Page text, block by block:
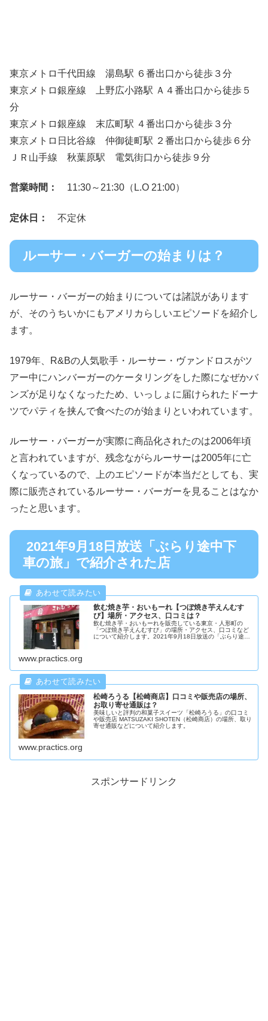
東京メトロ千代田線 湯島駅 ６番出口から徒歩３分
東京メトロ銀座線 上野広小路駅 Ａ４番出口から徒歩５
分
東京メトロ銀座線 末広町駅 ４番出口から徒歩３分
東京メトロ日比谷線 仲御徒町駅 ２番出口から徒歩６分
ＪＲ山手線 秋葉原駅 電気街口から徒歩９分
営業時間： 11:30～21:30（L.O 21:00）
定休日： 不定休
ルーサー・バーガーの始まりは？
ルーサー・バーガーの始まりについては諸説があります
が、そのうちいかにもアメリカらしいエピソードを紹介し
ます。
1979年、R&Bの人気歌手・ルーサー・ヴァンドロスがツ
アー中にハンバーガーのケータリングをした際になぜかバ
ンズが足りなくなったため、いっしょに届けられたドーナ
ツでパティを挟んで食べたのが始まりといわれています。
ルーサー・バーガーが実際に商品化されたのは2006年頃
と言われていますが、残念ながらルーサーは2005年に亡
くなっているので、上のエピソードが本当だとしても、実
際に販売されているルーサー・バーガーを見ることはなか
ったと思います。
2021年9月18日放送「ぶらり途中下
車の旅」で紹介された店
飲む焼き芋・おいもーれ【つぼ焼き芋えんむす
び】場所・アクセス、口コミは？
飲む焼き芋・おいもーれを販売している東京・人形町の
「つぼ焼き芋えんむすび」の場所・アクセス、口コミなど
について紹介します。2021年9月18日放送の「ぶらり途中
www.practics.org
松崎ろうる【松崎商店】口コミや販売店の場所、
お取り寄せ通販は？
美味しいと評判の和菓子スイーツ「松崎ろうる」の口コミ
や販売店 MATSUZAKI SHOTEN（松崎商店）の場所、取り
寄せ通販などについて紹介します。
www.practics.org
スポンサードリンク